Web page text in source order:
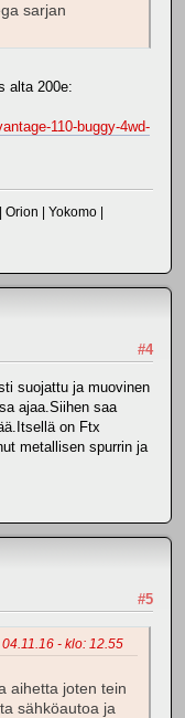
sarjan
alta 200e:
110-buggy-4wd-
| Yokomo |
#4
suojattu ja muovinen
ajaa.Siihen saa
on Ftx
metallisen spurrin ja
#5
- klo: 12.55
aihetta joten tein
sähköautoa ja